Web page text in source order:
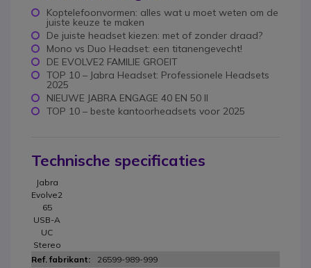
Koptelefoonvormen: alles wat u moet weten om de
juiste keuze te maken
De juiste headset kiezen: met of zonder draad?
Mono vs Duo Headset: een titanengevecht!
DE EVOLVE2 FAMILIE GROEIT
TOP 10 – Jabra Headset: Professionele Headsets
2025
NIEUWE JABRA ENGAGE 40 EN 50 II
TOP 10 – beste kantoorheadsets voor 2025
Technische specificaties
Jabra
Evolve2
65
USB-A
UC
Stereo
26599-989-999